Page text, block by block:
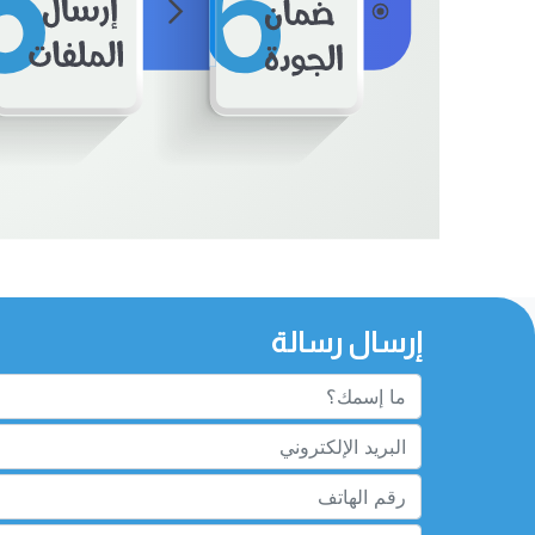
إرسال رسالة